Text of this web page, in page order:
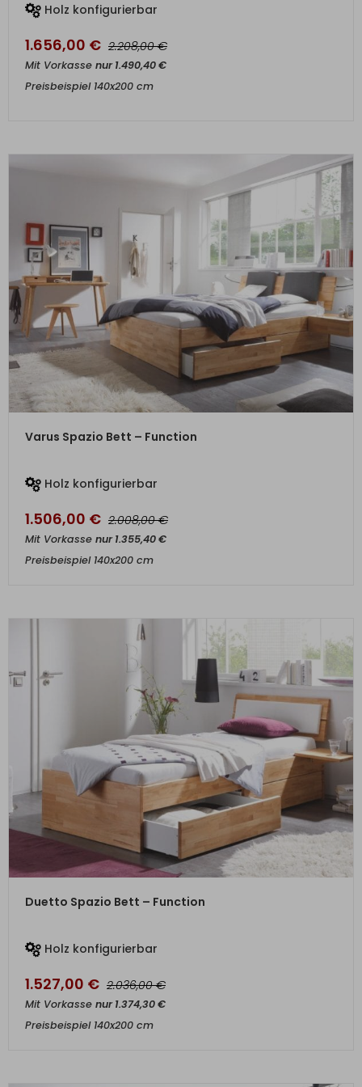
Holz konfigurierbar
1.656,00 € 2.208,00€
Mit Vorkasse nur1.490,40€
Preisbeispiel 140x200 cm
ZUM PRODUKT
Varus Spazio Bett – Function
Holz konfigurierbar
1.506,00 € 2.008,00€
Mit Vorkasse nur1.355,40€
Preisbeispiel 140x200 cm
ZUM PRODUKT
Duetto Spazio Bett – Function
Holz konfigurierbar
1.527,00 € 2.036,00€
Mit Vorkasse nur1.374,30€
Preisbeispiel 140x200 cm